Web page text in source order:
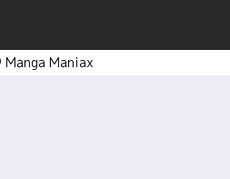
Maniax